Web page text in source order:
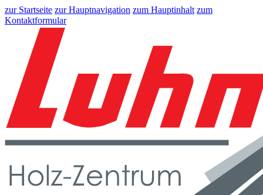
zur Startseite zur Hauptnavigation zum Hauptinhalt zum
Kontaktformular